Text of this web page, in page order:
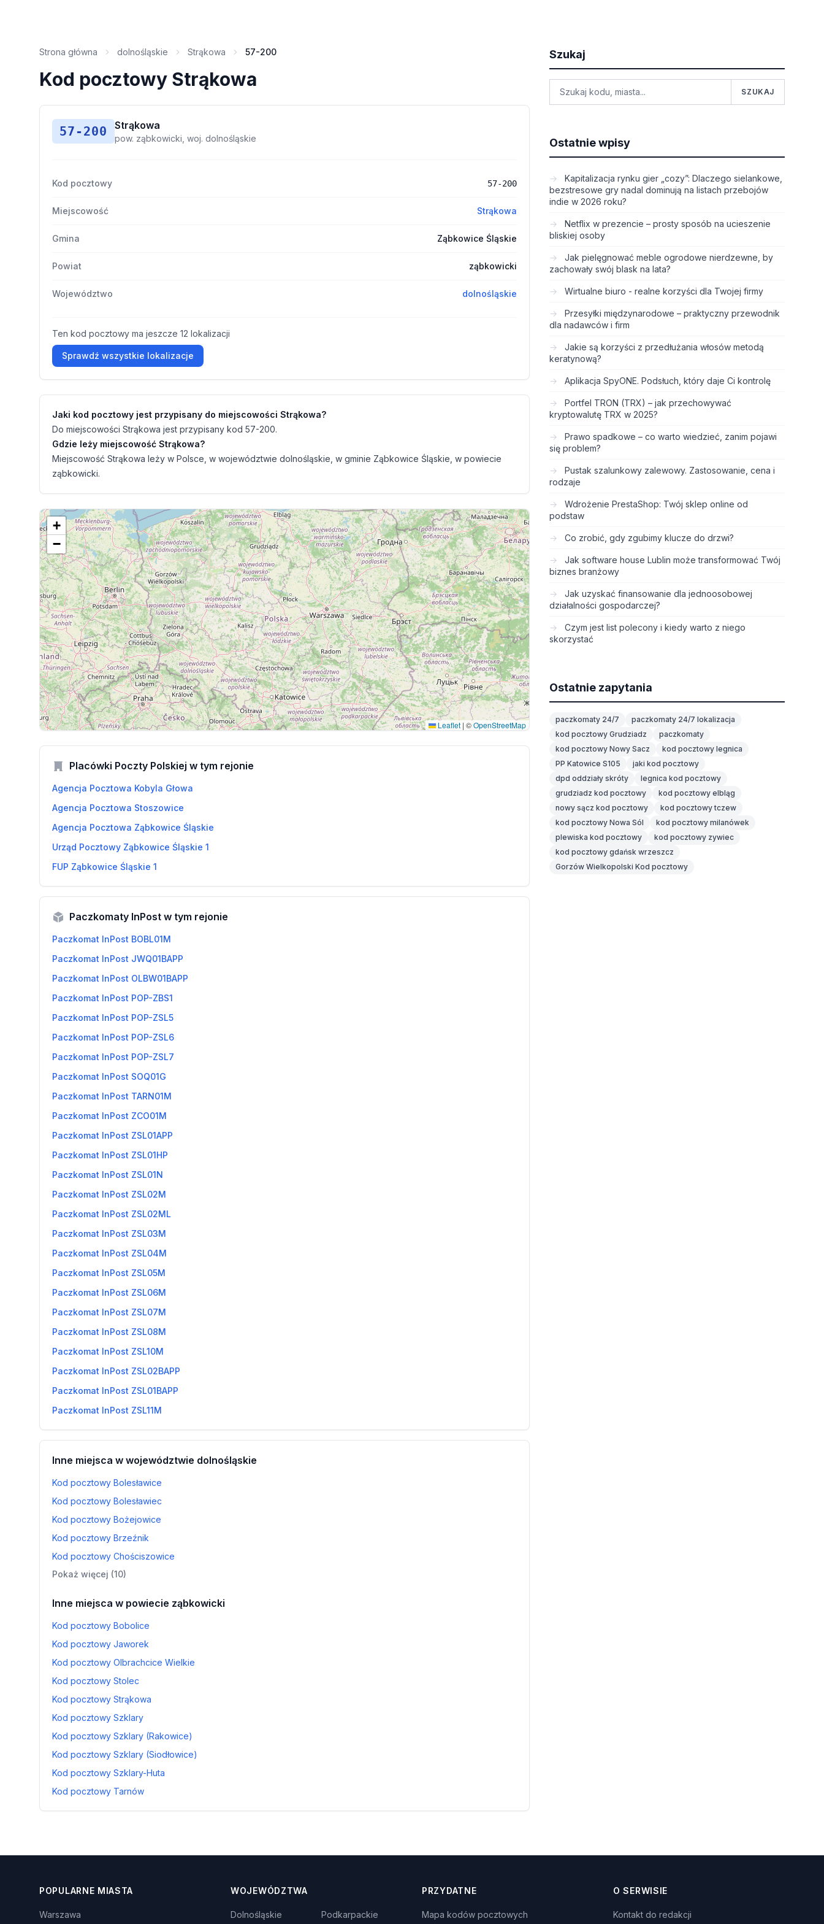
Strona główna dolnośląskie Strąkowa 57-200
Kod pocztowy Strąkowa
57-200 Strąkowa
pow. ząbkowicki, woj. dolnośląskie
Kod pocztowy 57-200
Miejscowość Strąkowa
Gmina Ząbkowice Śląskie
Powiat ząbkowicki
Województwo dolnośląskie
Ten kod pocztowy ma jeszcze 12 lokalizacji
Sprawdź wszystkie lokalizacje
Jaki kod pocztowy jest przypisany do miejscowości Strąkowa?
Do miejscowości Strąkowa jest przypisany kod 57-200.
Gdzie leży miejscowość Strąkowa?
Miejscowość Strąkowa leży w Polsce, w województwie dolnośląskie, w gminie Ząbkowice Śląskie, w powiecie
ząbkowicki.
+
−
Leaflet | ©OpenStreetMap
Placówki Poczty Polskiej w tym rejonie
Agencja Pocztowa Kobyla Głowa
Agencja Pocztowa Stoszowice
Agencja Pocztowa Ząbkowice Śląskie
Urząd Pocztowy Ząbkowice Śląskie 1
FUP Ząbkowice Śląskie 1
Paczkomaty InPost w tym rejonie
Paczkomat InPost BOBL01M
Paczkomat InPost JWQ01BAPP
Paczkomat InPost OLBW01BAPP
Paczkomat InPost POP-ZBS1
Paczkomat InPost POP-ZSL5
Paczkomat InPost POP-ZSL6
Paczkomat InPost POP-ZSL7
Paczkomat InPost SOQ01G
Paczkomat InPost TARN01M
Paczkomat InPost ZCO01M
Paczkomat InPost ZSL01APP
Paczkomat InPost ZSL01HP
Paczkomat InPost ZSL01N
Paczkomat InPost ZSL02M
Paczkomat InPost ZSL02ML
Paczkomat InPost ZSL03M
Paczkomat InPost ZSL04M
Paczkomat InPost ZSL05M
Paczkomat InPost ZSL06M
Paczkomat InPost ZSL07M
Paczkomat InPost ZSL08M
Paczkomat InPost ZSL10M
Paczkomat InPost ZSL02BAPP
Paczkomat InPost ZSL01BAPP
Paczkomat InPost ZSL11M
Inne miejsca w województwie dolnośląskie
Kod pocztowy Bolesławice
Kod pocztowy Bolesławiec
Kod pocztowy Bożejowice
Kod pocztowy Brzeźnik
Kod pocztowy Chościszowice
Pokaż więcej (10)
Inne miejsca w powiecie ząbkowicki
Kod pocztowy Bobolice
Kod pocztowy Jaworek
Kod pocztowy Olbrachcice Wielkie
Kod pocztowy Stolec
Kod pocztowy Strąkowa
Kod pocztowy Szklary
Kod pocztowy Szklary (Rakowice)
Kod pocztowy Szklary (Siodłowice)
Kod pocztowy Szklary-Huta
Kod pocztowy Tarnów
Szukaj
SZUKAJ
Ostatnie wpisy
Kapitalizacja rynku gier „cozy”: Dlaczego sielankowe,
bezstresowe gry nadal dominują na listach przebojów
indie w 2026 roku?
Netflix w prezencie – prosty sposób na ucieszenie
bliskiej osoby
Jak pielęgnować meble ogrodowe nierdzewne, by
zachowały swój blask na lata?
Wirtualne biuro - realne korzyści dla Twojej firmy
Przesyłki międzynarodowe – praktyczny przewodnik
dla nadawców i firm
Jakie są korzyści z przedłużania włosów metodą
keratynową?
Aplikacja SpyONE. Podsłuch, który daje Ci kontrolę
Portfel TRON (TRX) – jak przechowywać
kryptowalutę TRX w 2025?
Prawo spadkowe – co warto wiedzieć, zanim pojawi
się problem?
Pustak szalunkowy zalewowy. Zastosowanie, cena i
rodzaje
Wdrożenie PrestaShop: Twój sklep online od
podstaw
Co zrobić, gdy zgubimy klucze do drzwi?
Jak software house Lublin może transformować Twój
biznes branżowy
Jak uzyskać finansowanie dla jednoosobowej
działalności gospodarczej?
Czym jest list polecony i kiedy warto z niego
skorzystać
Ostatnie zapytania
paczkomaty 24/7
paczkomaty 24/7 lokalizacja
kod pocztowy Grudziadz
paczkomaty
kod pocztowy Nowy Sacz
kod pocztowy legnica
PP Katowice S105
jaki kod pocztowy
dpd oddziały skróty
legnica kod pocztowy
grudziadz kod pocztowy
kod pocztowy elbląg
nowy sącz kod pocztowy
kod pocztowy tczew
kod pocztowy Nowa Sól
kod pocztowy milanówek
plewiska kod pocztowy
kod pocztowy zywiec
kod pocztowy gdańsk wrzeszcz
Gorzów Wielkopolski Kod pocztowy
POPULARNE MIASTA
Warszawa
WOJEWÓDZTWA
Dolnośląskie Podkarpackie
PRZYDATNE
Mapa kodów pocztowych
O SERWISIE
Kontakt do redakcji